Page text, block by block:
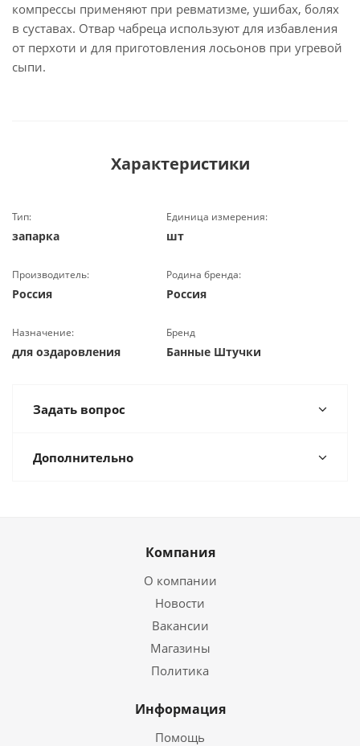
компрессы применяют при ревматизме, ушибах, болях
в суставах. Отвар чабреца используют для избавления
от перхоти и для приготовления лосьонов при угревой
сыпи.
Характеристики
Тип:
запарка
Единица измерения:
шт
Производитель:
Россия
Родина бренда:
Россия
Назначение:
для оздаровления
Бренд
Банные Штучки
Задать вопрос
Дополнительно
Компания
О компании
Новости
Вакансии
Магазины
Политика
Информация
Помощь